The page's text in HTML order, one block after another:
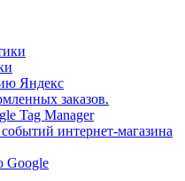
Яндекс
заказов.
Tag Manager
интернет-магазина
Google